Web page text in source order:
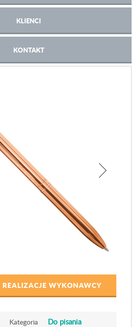
KLIENCI
KONTAKT
REALIZACJE WYKONAWCY
Kategoria Do pisania